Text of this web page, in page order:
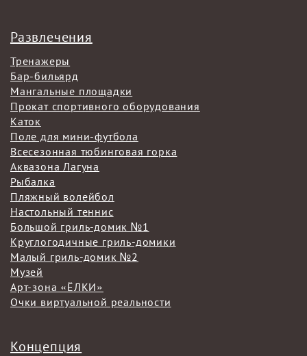
Развлечения
Тренажеры
Бар-бильярд
Мангальные площадки
Прокат спортивного оборудования
Каток
Поле для мини-футбола
Всесезонная тюбинговая горка
Аквазона Лагуна
Рыбалка
Пляжный волейбол
Настольный теннис
Большой гриль-домик №1
Круглогодичные гриль-домики
Малый гриль-домик №2
Музей
Арт-зона «ЁЛКИ»
Очки виртуальной реальности
Концепция